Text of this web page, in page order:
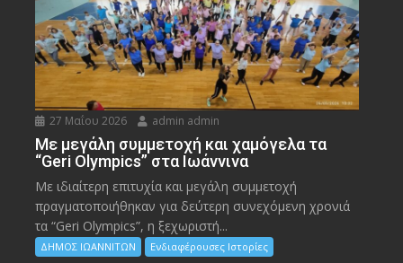
27 Μαΐου 2026 admin admin
Με μεγάλη συμμετοχή και χαμόγελα τα
“Geri Olympics” στα Ιωάννινα
Με ιδιαίτερη επιτυχία και μεγάλη συμμετοχή
πραγματοποιήθηκαν για δεύτερη συνεχόμενη χρονιά
τα “Geri Olympics”, η ξεχωριστή...
ΔΗΜΟΣ ΙΩΑΝΝΙΤΩΝ Ενδιαφέρουσες Ιστορίες